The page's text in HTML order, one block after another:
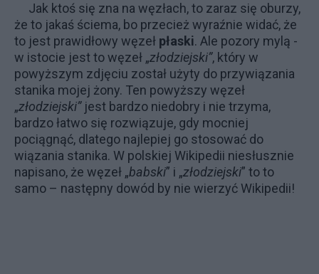
Jak ktoś się zna na węzłach, to zaraz się oburzy,
że to jakaś ściema, bo przecież wyraźnie widać, że
to jest prawidłowy węzeł płaski. Ale pozory mylą -
w istocie jest to węzeł „złodziejski”, który w
powyższym zdjęciu został użyty do przywiązania
stanika mojej żony. Ten powyższy węzeł
„złodziejski”jest bardzo niedobry i nie trzyma,
bardzo łatwo się rozwiązuje, gdy mocniej
pociągnąć, dlatego najlepiej go stosować do
wiązania stanika. W polskiej Wikipedii niesłusznie
napisano, że węzeł „babski” i „złodziejski” to to
samo – następny dowód by nie wierzyć Wikipedii!